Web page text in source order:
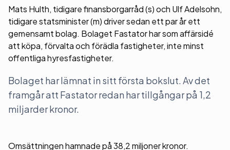
Mats Hulth, tidigare finansborgarråd (s) och Ulf Adelsohn,
tidigare statsminister (m) driver sedan ett par år ett
gemensamt bolag. Bolaget Fastator har som affärsidé
att köpa, förvalta och förädla fastigheter, inte minst
offentliga hyresfastigheter.
Bolaget har lämnat in sitt första bokslut. Av det
framgår att Fastator redan har tillgångar på 1,2
miljarder kronor.
Omsättningen hamnade på 38,2 miljoner kronor.